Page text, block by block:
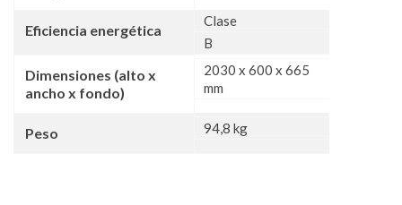
Eficiencia energética
Clase
B
Dimensiones (alto x
ancho x fondo)
2030 x 600 x 665
mm
Peso 94,8 kg